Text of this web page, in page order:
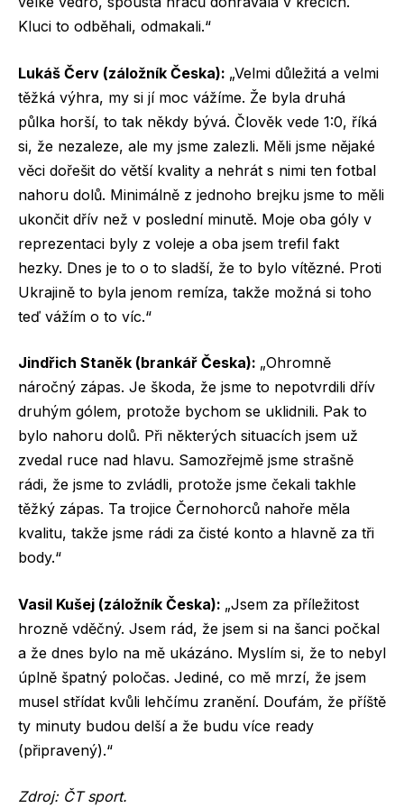
Kluci to odběhali, odmakali.“
Lukáš Červ (záložník Česka): „Velmi důležitá a velmi
těžká výhra, my si jí moc vážíme. Že byla druhá
půlka horší, to tak někdy bývá. Člověk vede 1:0, říká
si, že nezaleze, ale my jsme zalezli. Měli jsme nějaké
věci dořešit do větší kvality a nehrát s nimi ten fotbal
nahoru dolů. Minimálně z jednoho brejku jsme to měli
ukončit dřív než v poslední minutě. Moje oba góly v
reprezentaci byly z voleje a oba jsem trefil fakt
hezky. Dnes je to o to sladší, že to bylo vítězné. Proti
Ukrajině to byla jenom remíza, takže možná si toho
teď vážím o to víc.“
Jindřich Staněk (brankář Česka): „Ohromně
náročný zápas. Je škoda, že jsme to nepotvrdili dřív
druhým gólem, protože bychom se uklidnili. Pak to
bylo nahoru dolů. Při některých situacích jsem už
zvedal ruce nad hlavu. Samozřejmě jsme strašně
rádi, že jsme to zvládli, protože jsme čekali takhle
těžký zápas. Ta trojice Černohorců nahoře měla
kvalitu, takže jsme rádi za čisté konto a hlavně za tři
body.“
Vasil Kušej (záložník Česka): „Jsem za příležitost
hrozně vděčný. Jsem rád, že jsem si na šanci počkal
a že dnes bylo na mě ukázáno. Myslím si, že to nebyl
úplně špatný poločas. Jediné, co mě mrzí, že jsem
musel střídat kvůli lehčímu zranění. Doufám, že příště
ty minuty budou delší a že budu více ready
(připravený).“
Zdroj: ČT sport.